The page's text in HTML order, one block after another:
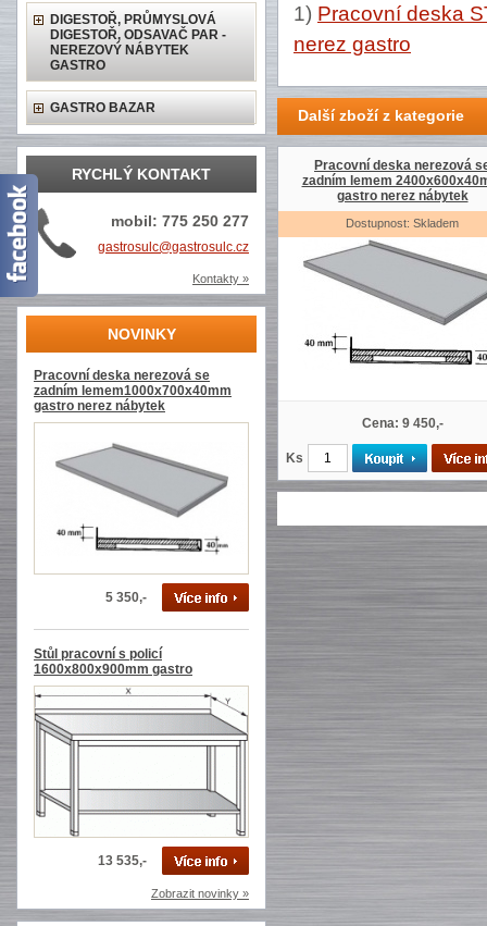
DIGESTOŘ, PRŮMYSLOVÁ
DIGESTOŘ, ODSAVAČ PAR -
NEREZOVÝ NÁBYTEK
GASTRO
GASTRO BAZAR
RYCHLÝ KONTAKT
mobil: 775 250 277
gastrosulc@gastrosulc.cz
Kontakty »
NOVINKY
Pracovní deska nerezová se
zadním lemem1000x700x40mm
gastro nerez nábytek
5 350,-
Stůl pracovní s policí
1600x800x900mm gastro
13 535,-
Zobrazit novinky »
1) Pracovní deska
nerez gastro
Další zboží z kategorie
Pracovní deska nerezová
zadním lemem
gastro nerez nábytek
Dostupnost: Skladem
Cena: 9 450,-
Ks